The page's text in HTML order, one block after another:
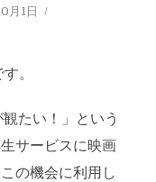
月1日
。
たい！」という
サービスに映画
の機会に利用し